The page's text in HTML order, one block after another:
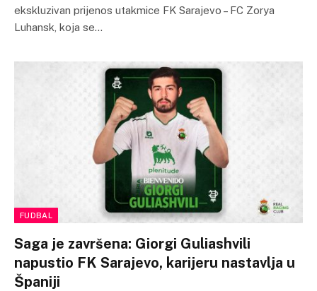
ekskluzivan prijenos utakmice FK Sarajevo – FC Zorya
Luhansk, koja se…
FUDBAL
Saga je završena: Giorgi Guliashvili
napustio FK Sarajevo, karijeru nastavlja u
Španiji